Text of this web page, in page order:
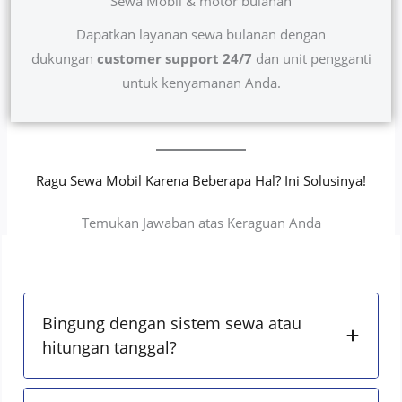
Dapatkan layanan sewa bulanan dengan
dukungan customer support 24/7 dan unit pengganti
untuk kenyamanan Anda.
Ragu Sewa Mobil Karena Beberapa Hal? Ini Solusinya!
Temukan Jawaban atas Keraguan Anda
Bingung dengan sistem sewa atau
hitungan tanggal?